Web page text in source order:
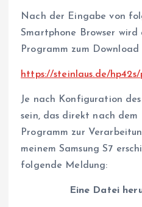
Nach der Eingabe von
Smartphone Browser
Programm zum
https://steinlaus.de/hp42s/
Je nach Konfiguration
sein, das direkt nach
Programm zur
meinem Samsung S7
folgende Meldung:
Eine Datei